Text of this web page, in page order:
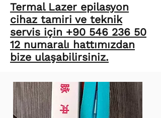
Termal Lazer epilasyon
cihaz tamiri ve teknik
servis için +90 546 236 50
12 numaralı hattımızdan
bize ulaşabilirsiniz.